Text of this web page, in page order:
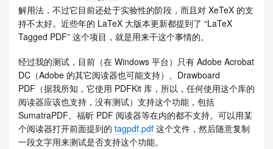
解用法，不过它目前还处于实验性的阶段，而且对 XeTeX 的支
持不太好。近些年的 LaTeX 大版本更新都提到了 “LaTeX
Tagged PDF” 这个项目，就是用来干这个事情的。
经过我的测试，目前（在 Windows 平台）只有 Adobe Acrobat
DC（Adobe 的其它阅读器也可能支持）、Drawboard
PDF（据我所知，它使用 PDFKit 库，所以，任何使用这个库的
阅读器应该也支持，没有测试）支持这个功能，包括
SumatraPDF、福昕 PDF 阅读器等在内的都不支持。可以用某
个阅读器打开前面提到的 tagpdf.pdf 这个文件，然后随意复制
一段文字用来测试是否支持这个功能。